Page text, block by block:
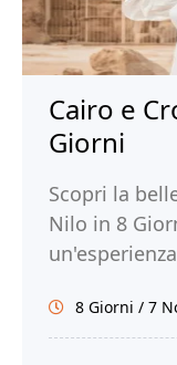
Cairo e
Giorni
Scopri la
Nilo in 8
8 Giorni / 7